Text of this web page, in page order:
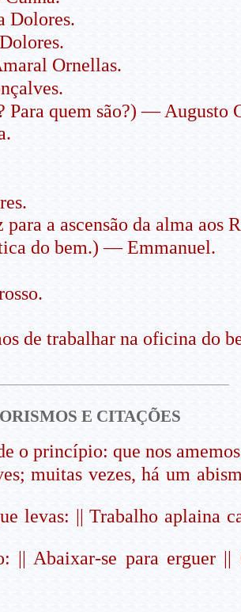
Dolores.
Ornellas.
Para quem são?) — Augusto
a ascensão da alma
do bem.) — Emmanuel.
de trabalhar na oficina do
E CITAÇÕES
o princípio: que nos
muitas vezes, há um
levas: || Trabalho aplaina
|| Abaixar-se para erguer